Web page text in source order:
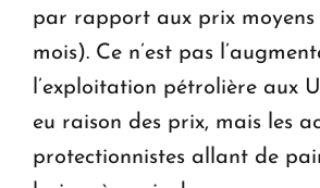
par rapport aux prix moyens
mois). Ce n’est pas
l’exploitation pétrolière aux
eu raison des prix, mais les
protectionnistes allant de